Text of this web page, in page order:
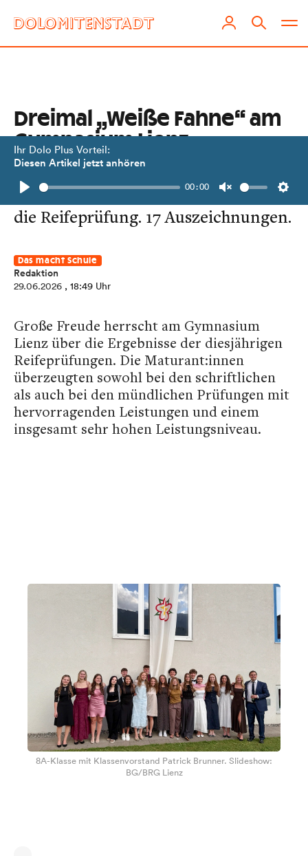
Ihr Dolo Plus Vorteil:
Diesen Artikel jetzt anhören
Play
00:00
Unmute
Dreimal „Weiße Fahne“ am
Gymnasium Lienz
In allen drei Maturaklassen
bestanden sämtliche Kandidat:innen
die Reifeprüfung. 17 Auszeichnungen.
Das macht Schule
Redaktion
29.06.2026 , 18:49 Uhr
Große Freude herrscht am Gymnasium
Lienz über die Ergebnisse der diesjährigen
Reifeprüfungen. Die Maturant:innen
überzeugten sowohl bei den schriftlichen
als auch bei den mündlichen Prüfungen mit
hervorragenden Leistungen und einem
insgesamt sehr hohen Leistungsniveau.
8A-Klasse mit Klassenvorstand Patrick Brunner. Slideshow:
BG/BRG Lienz